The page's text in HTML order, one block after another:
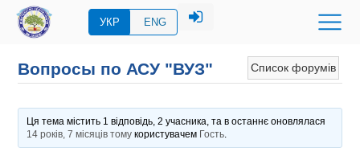
УКР ENG
Список форумів
Вопросы по АСУ "ВУЗ"
Ця тема містить 1 відповідь, 2 учасника, та в останнє оновлялася
14 років, 7 місяців томукористувачем Гость.